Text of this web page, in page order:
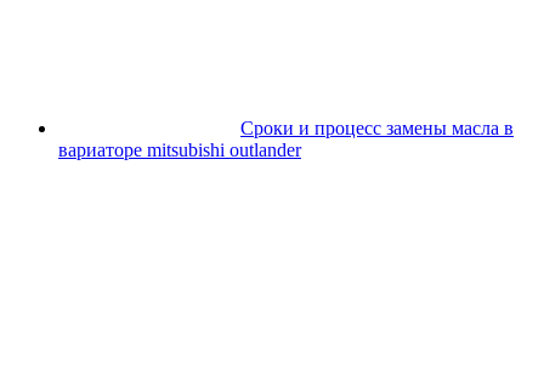
Сроки и процесс замены масла в
вариаторе mitsubishi outlander